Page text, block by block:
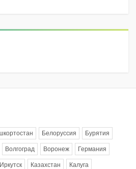
Белоруссия Бурятия
Волгоград Воронеж Германия
Иркутск Казахстан Калуга